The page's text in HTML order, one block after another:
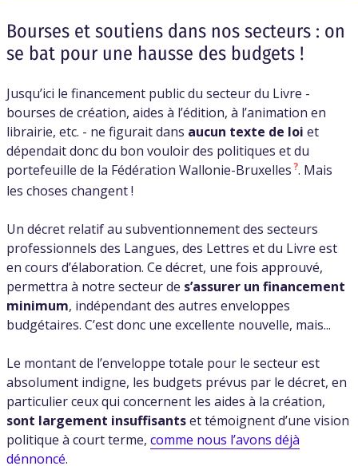
Bourses et soutiens dans nos secteurs : on
se bat pour une hausse des budgets !
Jusqu’ici le financement public du secteur du Livre -
bourses de création, aides à l’édition, à l’animation en
librairie, etc. - ne figurait dans aucun texte de loi et
dépendait donc du bon vouloir des politiques et du
portefeuille de la Fédération Wallonie-Bruxelles?. Mais
les choses changent !
Un décret relatif au subventionnement des secteurs
professionnels des Langues, des Lettres et du Livre est
en cours d’élaboration. Ce décret, une fois approuvé,
permettra à notre secteur de s’assurer un financement
minimum, indépendant des autres enveloppes
budgétaires. C’est donc une excellente nouvelle, mais...
Le montant de l’enveloppe totale pour le secteur est
absolument indigne, les budgets prévus par le décret, en
particulier ceux qui concernent les aides à la création,
sont largement insuffisantset témoignent d’une vision
politique à court terme, comme nous l’avons déjà
dénnoncé.